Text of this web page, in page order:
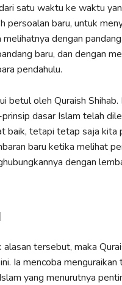
satu waktu ke waktu
persoalan baru, untuk
dengan
baru, dan dengan
pendahulu.
betul oleh Quraish Shihab.
dasar Islam telah
baik, tetapi tetap saja kita
baru ketika melihat
dengan
tersebut, maka
Ia mencoba
yang menurutnya